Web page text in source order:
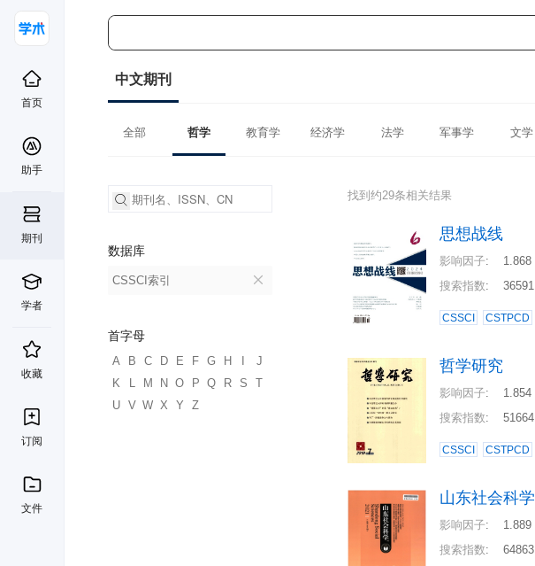
首页
助手
期刊
学者
收藏
订阅
文件
中文期刊
全部 哲学 教育学 经济学 法学 军事学 文学
数据库
CSSCI索引
首字母
A B C D E F G H
J
K
L M N O P Q R S
T
U
V W X Y Z
找到约29条相关结果
思想战线
影响因子: 1.868
搜索指数: 36591
CSSCI CSTPCD
哲学研究
影响因子: 1.854
搜索指数: 51664
CSSCI CSTPCD
山东社会科学
影响因子: 1.889
搜索指数: 64863